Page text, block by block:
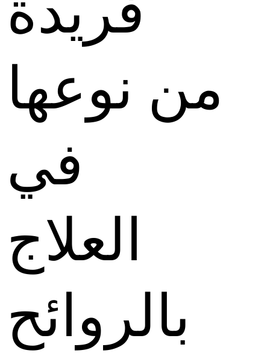
من نوعها
في
العلاج
بالروائح